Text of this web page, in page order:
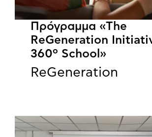
Πρόγραμμα «The
ReGeneration
360º School»
ReGeneration